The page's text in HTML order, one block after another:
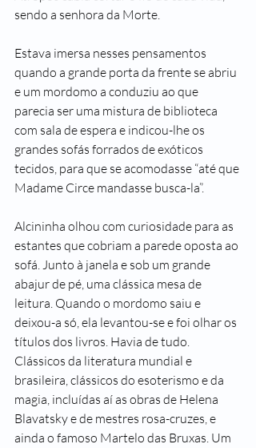
sendo a senhora da Morte.
Estava imersa nesses pensamentos
quando a grande porta da frente se abriu
e um mordomo a conduziu ao que
parecia ser uma mistura de biblioteca
com sala de espera e indicou-lhe os
grandes sofás forrados de exóticos
tecidos, para que se acomodasse “até que
Madame Circe mandasse busca-la”.
Alcininha olhou com curiosidade para as
estantes que cobriam a parede oposta ao
sofá. Junto à janela e sob um grande
abajur de pé, uma clássica mesa de
leitura. Quando o mordomo saiu e
deixou-a só, ela levantou-se e foi olhar os
títulos dos livros. Havia de tudo.
Clássicos da literatura mundial e
brasileira, clássicos do esoterismo e da
magia, incluídas aí as obras de Helena
Blavatsky e de mestres rosa-cruzes, e
ainda o famoso Martelo das Bruxas. Um